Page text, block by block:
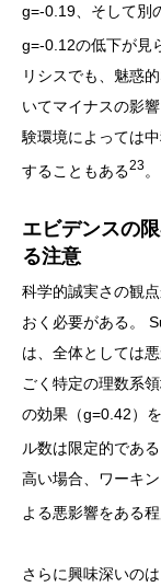
g=-0.19、そして別
g=-0.12の低下が見
リシスでも、魅惑
いてマイナスの影
験環境によっては
することもある23。
エビデンスの
る注意
科学的誠実さの観
おく必要がある。
は、全体としては
ごく特定の理数系
の効果（g=0.42）
ル数は限定的である
高い場合、ワーキ
よる悪影響をある
さらに興味深いの